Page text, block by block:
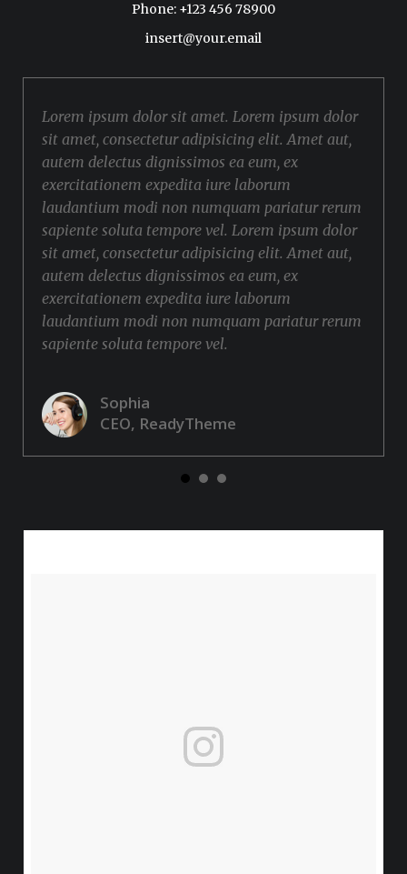
Phone: +123 456 78900
insert@your.email
Lorem ipsum dolor sit amet. Lorem ipsum dolor
sit amet, consectetur adipisicing elit. Amet aut,
autem delectus dignissimos ea eum, ex
exercitationem expedita iure laborum
laudantium modi non numquam pariatur rerum
sapiente soluta tempore vel. Lorem ipsum dolor
sit amet, consectetur adipisicing elit. Amet aut,
autem delectus dignissimos ea eum, ex
exercitationem expedita iure laborum
laudantium modi non numquam pariatur rerum
sapiente soluta tempore vel.
Sophia
CEO, ReadyTheme